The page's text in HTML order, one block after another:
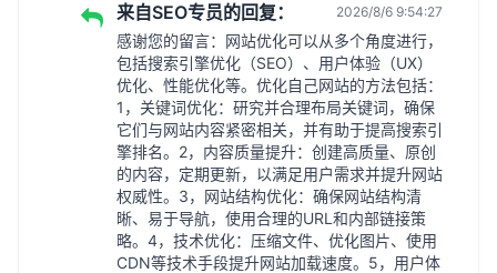
来自SEO专员的回复： 2026/8/6 9:54:27
感谢您的留言：网站优化可以从多个角度进行，
包括搜索引擎优化（SEO）、用户体验（UX）
优化、性能优化等。优化自己网站的方法包括：
1，关键词优化：研究并合理布局关键词，确保
它们与网站内容紧密相关，并有助于提高搜索引
擎排名。2，内容质量提升：创建高质量、原创
的内容，定期更新，以满足用户需求并提升网站
权威性。3，网站结构优化：确保网站结构清
晰、易于导航，使用合理的URL和内部链接策
略。4，技术优化：压缩文件、优化图片、使用
CDN等技术手段提升网站加载速度。5，用户体